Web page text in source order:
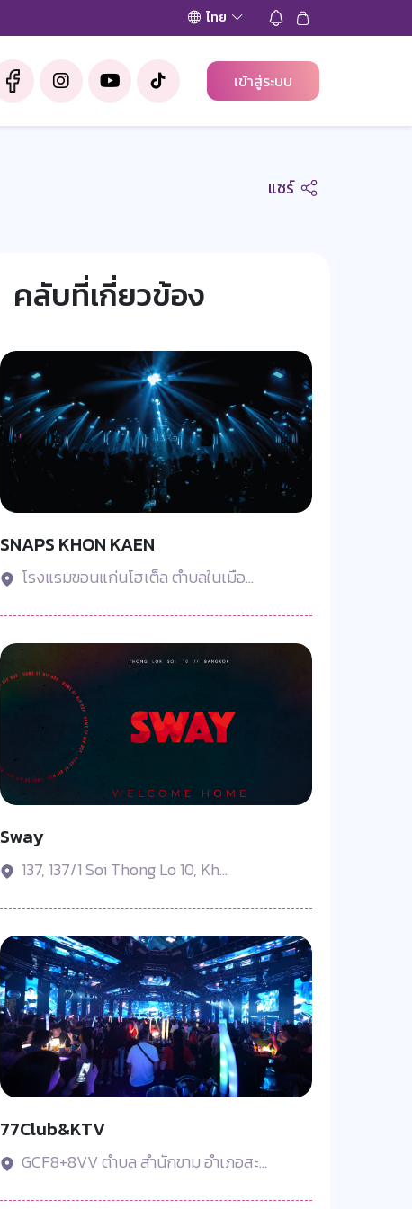
ไทย
เข้าสู่ระบบ
แชร์
คลับที่เกี่ยวข้อง
SNAPS KHON KAEN
โรงแรมขอนแก่นโฮเต็ล ตำบลในเมือ...
Sway
137, 137/1 Soi Thong Lo 10, Kh...
77Club&KTV
GCF8+8VV ตำบล สำนักขาม อำเภอสะ...